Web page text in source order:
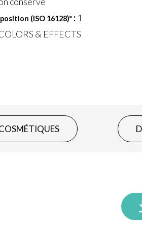
(ISO 16128)*:1
& EFFECTS